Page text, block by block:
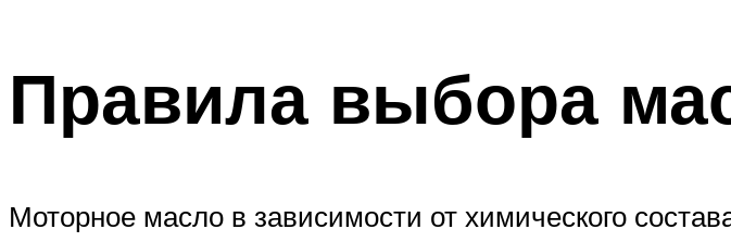
Правила выбора
Моторное масло в зависимости от химического